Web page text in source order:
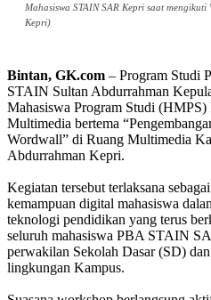
Mahasiswa STAIN SAR Kepri saat
Kepri)
Bintan, GK.com – Program Studi
STAIN Sultan Abdurrahman
Mahasiswa Program Studi
Multimedia bertema
Wordwall” di Ruang Multimedia
Abdurrahman Kepri.
Kegiatan tersebut terlaksana
kemampuan digital mahasiswa
teknologi pendidikan yang terus
seluruh mahasiswa PBA STAIN
perwakilan Sekolah Dasar (SD)
lingkungan Kampus.